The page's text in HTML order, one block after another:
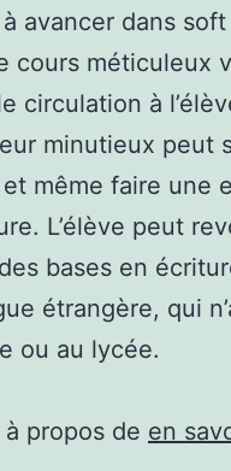
avancer dans soft
cours méticuleux
circulation à
minutieux peut
même faire une
L’élève peut
bases en
étrangère, qui
ou au lycée.
propos de en